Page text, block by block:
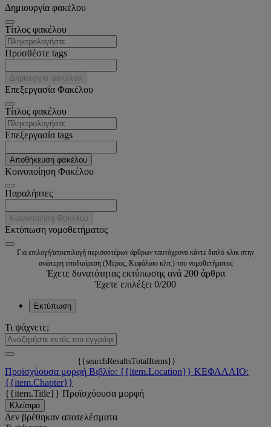
Δημιουργία φακέλου
Tίτλος φακέλου
Προσθέστε tags
Δημιουργία φακέλου
Επεξεργασία Φακέλου
Tίτλος φακέλου
Επεξεργασία tags
Αποθήκευση φακέλου
Κοινοποίηση Φακέλου
Παραλήπτες
Κοινοποίηση Φακέλου
Εκτύπωση νομοθετήματος
Για επιλογή/αποεπιλογή περισσοτέρων άρθρων ταυτόχρονα κάντε διπλό κλικ στην
ανώτερη υποδιαίρεση (Μέρος, Κεφάλαιο κλπ.) του νομοθετήματος
Έχετε δυνατότητας εκτύπωσης ανά 200 άρθρα
Έχετε επιλέξει 0/200
Εκτύπωση
Τι ψάχνετε;
{{searchResultsTotalItems}}
Προϊσχύουσα μορφή Βιβλίο: {{item.Location}} ΚΕΦΑΛΑΙΟ:
{{item.Chapter}}
{{item.Title}} Προϊσχύουσα μορφή
Κλείσιμο
Δεν βρέθηκαν αποτελέσματα